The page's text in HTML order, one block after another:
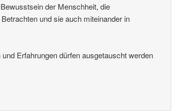
der Menschheit, die
und sie auch miteinander in
Erfahrungen dürfen ausgetauscht werden